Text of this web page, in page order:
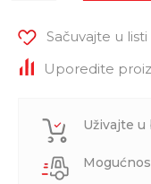
Sačuvajte u listi
Uporedite
Uživajte